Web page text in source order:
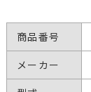
商品番号
メーカー